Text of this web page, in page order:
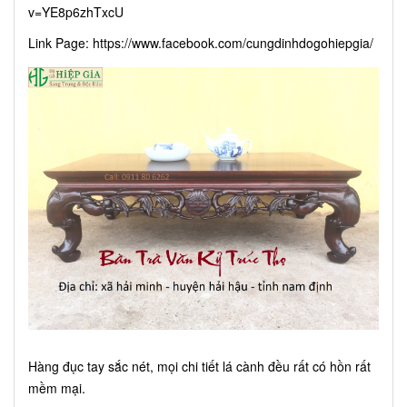
v=YE8p6zhTxcU
Link Page: https://www.facebook.com/cungdinhdogohiepgia/
Hàng đục tay sắc nét, mọi chi tiết lá cành đều rất có hồn rất
mềm mại.